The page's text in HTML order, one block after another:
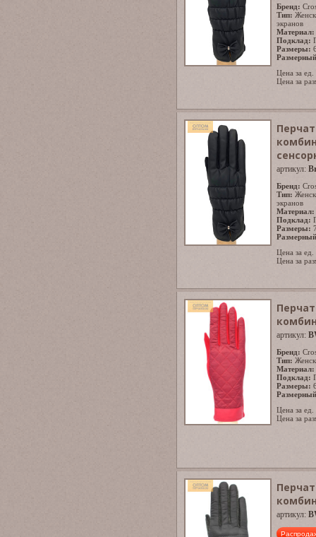
Бренд:
Тип:
экранов
Материал:
Подклад:
Размеры:
Цена за
Цена за
артикул:
Бренд:
Тип:
экранов
Материал:
Подклад:
Размеры:
Цена за
Цена за
артикул:
Бренд:
Тип:
Материал:
Подклад:
Размеры:
Цена за
Цена за
артикул: